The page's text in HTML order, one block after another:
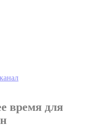
время для